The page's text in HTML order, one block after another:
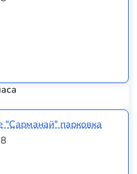
парковка